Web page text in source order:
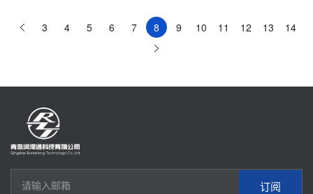
3 4 5 6 7 8 9 10 11 12 13 14
订阅